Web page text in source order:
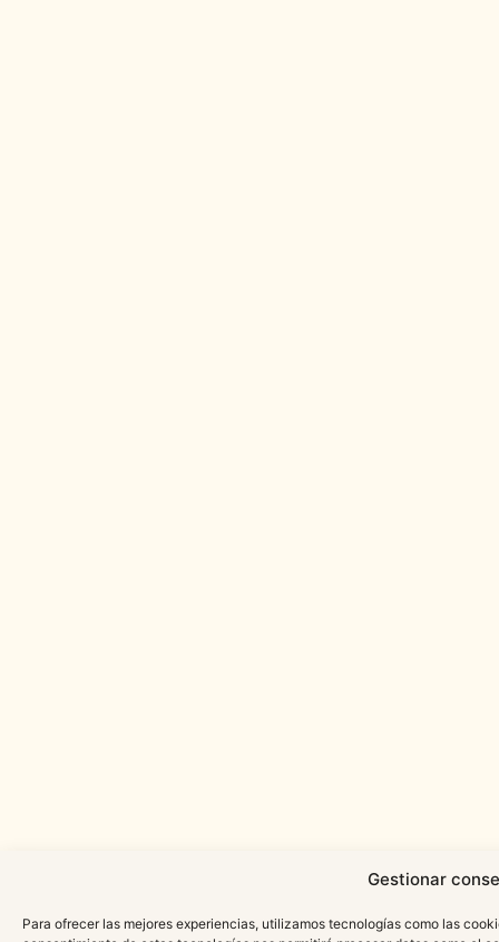
Gestionar
Para ofrecer las mejores experiencias, utilizamos tecnologías como las